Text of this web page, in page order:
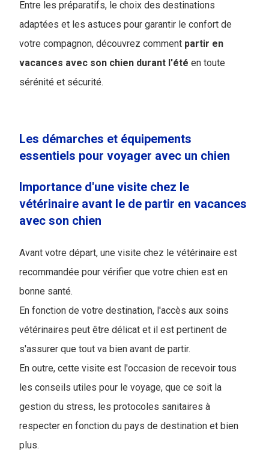
Entre les préparatifs, le choix des destinations
adaptées et les astuces pour garantir le confort de
votre compagnon, découvrez comment partir en
vacances avec son chien durant l'été en toute
sérénité et sécurité.
Les démarches et équipements
essentiels pour voyager avec un chien
Importance d'une visite chez le
vétérinaire avant le de partir en vacances
avec son chien
Avant votre départ, une visite chez le vétérinaire est
recommandée pour vérifier que votre chien est en
bonne santé.
En fonction de votre destination, l'accès aux soins
vétérinaires peut être délicat et il est pertinent de
s'assurer que tout va bien avant de partir.
En outre, cette visite est l'occasion de recevoir tous
les conseils utiles pour le voyage, que ce soit la
gestion du stress, les protocoles sanitaires à
respecter en fonction du pays de destination et bien
plus.